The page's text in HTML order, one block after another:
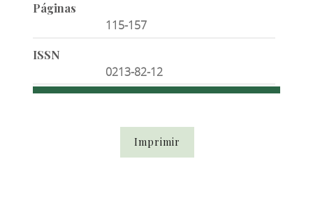
Páginas
115-157
ISSN
0213-82-12
Imprimir